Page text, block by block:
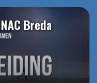
Breda